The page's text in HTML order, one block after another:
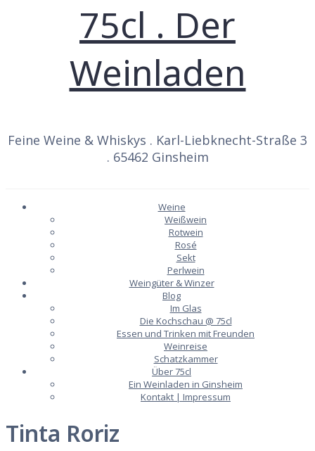
75cl . Der
Weinladen
Feine Weine & Whiskys . Karl-Liebknecht-Straße 3
. 65462 Ginsheim
Weine
Weißwein
Rotwein
Rosé
Sekt
Perlwein
Weingüter & Winzer
Blog
Im Glas
Die Kochschau @ 75cl
Essen und Trinken mit Freunden
Weinreise
Schatzkammer
Über 75cl
Ein Weinladen in Ginsheim
Kontakt | Impressum
Tinta Roriz